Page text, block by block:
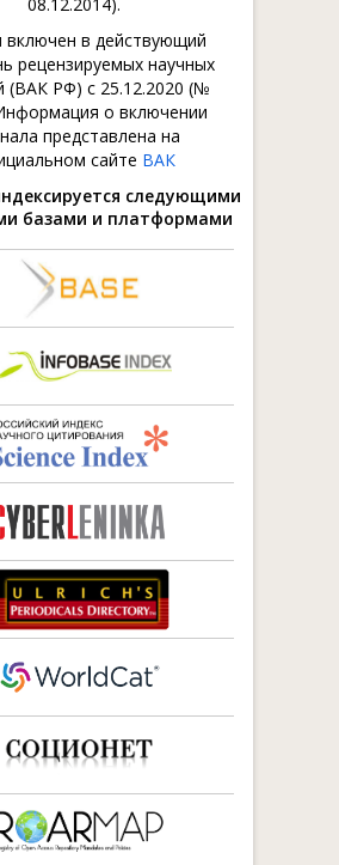
включен в действующий
рецензируемых научных
(ВАК РФ) с 25.12.2020 (№
о включении
представлена на
сайте ВАК
следующими
базами и платформами